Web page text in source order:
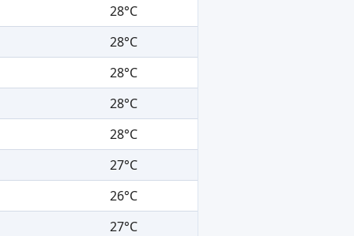
28°C
28°C
28°C
28°C
28°C
27°C
26°C
27°C